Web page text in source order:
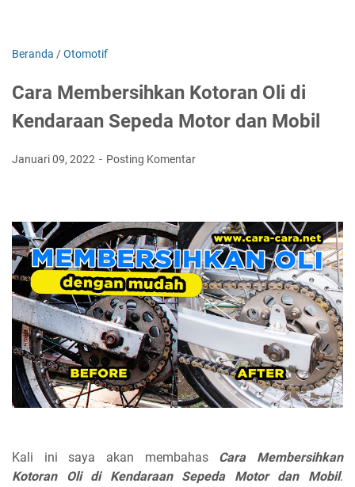
Beranda /Otomotif
Cara Membersihkan Kotoran Oli di
Kendaraan Sepeda Motor dan Mobil
Januari 09, 2022 Posting Komentar
Kali ini saya akan membahas Cara Membersihkan
Kotoran Oli di Kendaraan Sepeda Motor dan Mobil.